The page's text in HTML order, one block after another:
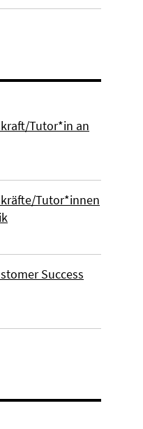
Tutor*in an
Tutor*innen
Success